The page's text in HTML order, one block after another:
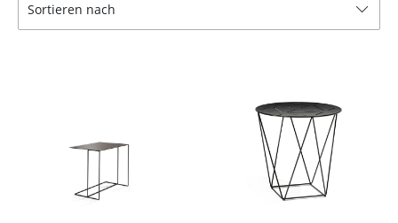
Konferenzstühle
Bürosessel
Sortieren nach